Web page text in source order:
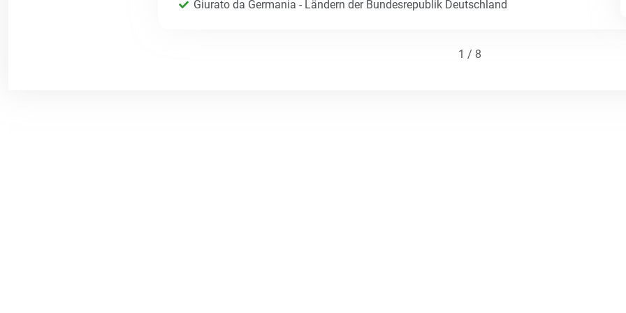
Giurato da Germania - Ländern der Bundesrepublik Deutschland
1 / 8